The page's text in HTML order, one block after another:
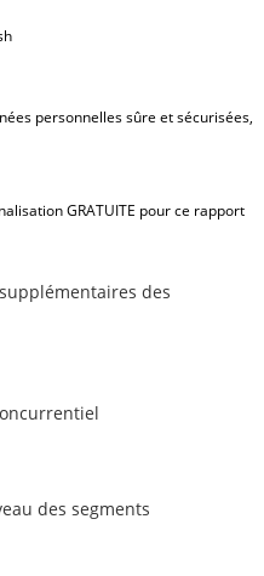
personnelles sûre et sécurisées,
GRATUITE pour ce rapport
des
des segments